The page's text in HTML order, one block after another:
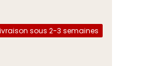
sous 2-3 semaines